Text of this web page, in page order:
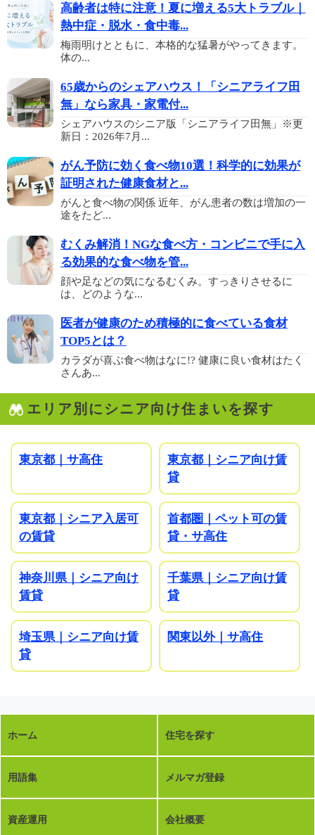
高齢者は特に注意！夏に増える5大トラブル｜
熱中症・脱水・食中毒...
梅雨明けとともに、本格的な猛暑がやってきます。
体の...
65歳からのシェアハウス！「シニアライフ田
無」なら家具・家電付...
シェアハウスのシニア版「シニアライフ田無」※更
新日：2026年7月...
がん予防に効く食べ物10選！科学的に効果が
証明された健康食材と...
がんと食べ物の関係 近年、がん患者の数は増加の一
途をたど...
むくみ解消！NGな食べ方・コンビニで手に入
る効果的な食べ物を管...
顔や足などの気になるむくみ。すっきりさせるに
は、どのような...
医者が健康のため積極的に食べている食材
TOP5とは？
カラダが喜ぶ食べ物はなに!? 健康に良い食材はたく
さんあ...
エリア別にシニア向け住まいを探す
東京都｜サ高住
東京都｜シニア向け賃
貸
東京都｜シニア入居可
の賃貸
首都圏｜ペット可の賃
貸・サ高住
神奈川県｜シニア向け
賃貸
千葉県｜シニア向け賃
貸
埼玉県｜シニア向け賃
貸
関東以外｜サ高住
ホーム 住宅を探す
用語集 メルマガ登録
資産運用 会社概要